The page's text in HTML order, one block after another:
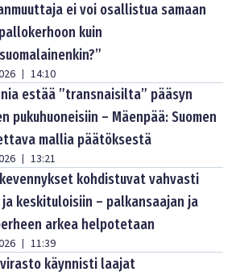
ei voi osallistua samaan
kuin
| 14:10
estää ”transnaisilta” pääsyn
pukuhuoneisiin – Mäenpää: Suomen
mallia päätöksestä
| 13:21
kohdistuvat vahvasti
keskituloisiin – palkansaajan ja
arkea helpotetaan
| 11:39
käynnisti laajat